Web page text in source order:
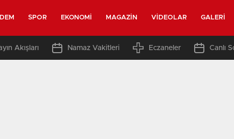
SPOR EKONOMI MAGAZIN VIDEOLAR GALERI
Akışları Namaz Vakitleri Eczaneler Canlı